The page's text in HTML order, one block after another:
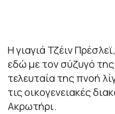
Η γιαγιά Τζέιν
εδώ με τον σύζυγό
τελευταία της πνοή
τις οικογενειακές
Ακρωτήρι.